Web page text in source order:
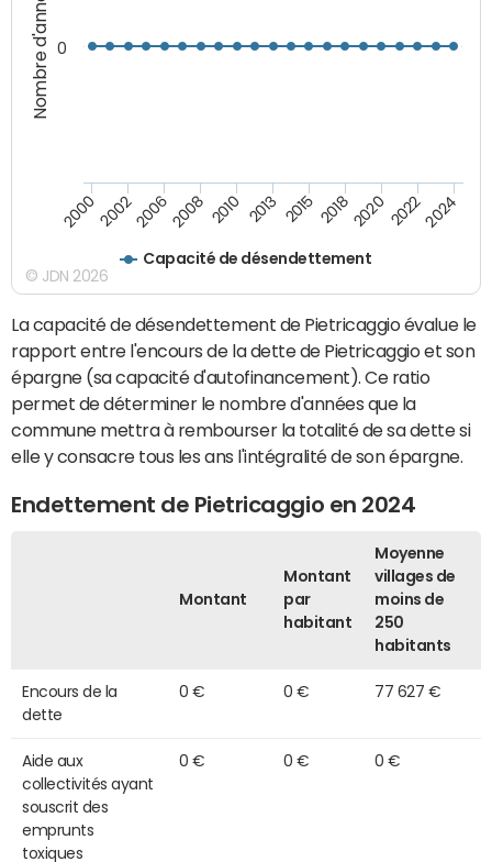
Nombre d'années
Capacité de désendettement
2000200220062008 2010 2013 2015 20182020 20222024
0
© JDN 2026
La capacité de désendettement de Pietricaggio évalue le
rapport entre l'encours de la dette de Pietricaggio et son
épargne (sa capacité d'autofinancement). Ce ratio
permet de déterminer le nombre d'années que la
commune mettra à rembourser la totalité de sa dette si
elle y consacre tous les ans l'intégralité de son épargne.
Endettement de Pietricaggio en 2024
Montant
Montant
par
habitant
Moyenne
villages de
moins de
250
habitants
Encours de la
dette
0 € 0 € 77 627 €
Aide aux
collectivités ayant
souscrit des
emprunts
toxiques
0 € 0 € 0 €